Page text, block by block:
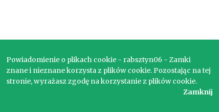
Powiadomienie o plikach cookie - rabsztyn06 - Zamki
znane i nieznane korzysta z plików cookie. Pozostając na tej
stronie, wyrażasz zgodę na korzystanie z plików cookie.
Zamknij